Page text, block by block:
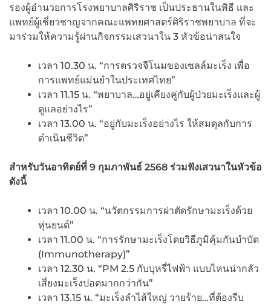
รองผู้อำนวยการโรงพยาบาลศิริราช เป็นประธานในพิธี และ
แพทย์ผู้เชี่ยวชาญจากคณะแพทยศาสตร์ศิริราชพยาบาล ที่จะ
มาร่วมให้ความรู้ผ่านกิจกรรมเสวนาใน 3 หัวข้อน่าสนใจ
เวลา 10.30 น. “การตรวจจีโนมของเซลล์มะเร็ง เพื่อ
การแพทย์แม่นยำในประเทศไทย”
เวลา 11.15 น. “พยาบาล…อยู่เคียงคู่กับผู้ป่วยมะเร็งและผู้
ดูแลอย่างไร”
เวลา 13.00 น. “อยู่กับมะเร็งอย่างไร ให้สมดุลกับการ
ดำเนินชีวิต”
สำหรับวันอาทิตย์ที่ 9 กุมภาพันธ์ 2568 ร่วมฟังเสวนาในหัวข้อ
ดังนี้
เวลา 10.00 น. “นวัตกรรมการผ่าตัดรักษามะเร็งด้วย
หุ่นยนต์”
เวลา 11.00 น. “การรักษามะเร็งโดยวิธีภูมิคุ้มกันบำบัด
(Immunotherapy)”
เวลา 12.30 น. “PM 2.5 กับบุหรี่ไฟฟ้า แบบไหนน่ากลัว
เสี่ยงมะเร็งปอดมากกว่ากัน”
เวลา 13.15 น. “มะเร็งลำไส้ใหญ่ วายร้าย…ที่ต้องรีบ